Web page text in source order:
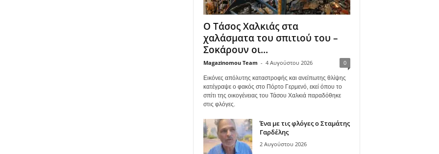
Ο Τάσος Χαλκιάς στα
χαλάσματα του σπιτιού του –
Σοκάρουν οι...
Magazinomou Team - 4 Αυγούστου 2026 0
Εικόνες απόλυτης καταστροφής και ανείπωτης θλίψης
κατέγραψε ο φακός στο Πόρτο Γερμενό, εκεί όπου το
σπίτι της οικογένειας του Τάσου Χαλκιά παραδόθηκε
στις φλόγες.
Ένα με τις φλόγες ο Σταμάτης
Γαρδέλης
2 Αυγούστου 2026